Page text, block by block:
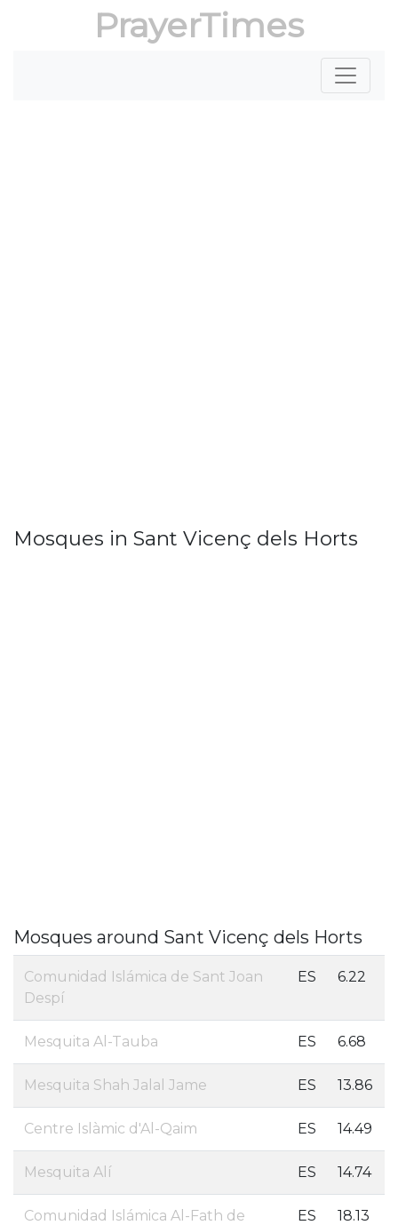
PrayerTimes
Mosques in Sant Vicenç dels Horts
Mosques around Sant Vicenç dels Horts
Comunidad Islámica de Sant Joan
Despí
ES 6.22
Mesquita Al-Tauba ES 6.68
Mesquita Shah Jalal Jame ES 13.86
Centre Islàmic d'Al-Qaim ES 14.49
Mesquita Alí ES 14.74
Comunidad Islámica Al-Fath de
ES 18.13